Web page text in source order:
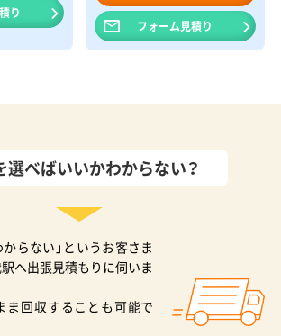
り
フォーム見積り
選べばいいかわからない？
らない」というお客さま
へ出張見積もりに伺いま
ま回収することも可能で